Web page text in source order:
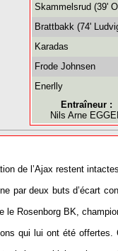
Skammelsrud (39'
Brattbakk (74'
Karadas
Frode Johnsen
Enerlly
Entraîneur :
Nils Arne
de l’Ajax restent
par deux buts d’écart
le Rosenborg BK,
qui lui ont été offertes.